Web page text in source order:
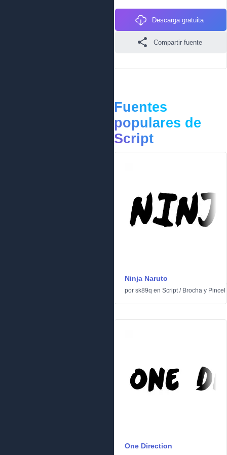
Descarga gratuita
Compartir fuente
Fuentes
populares de
Script
Ninja Naruto
por sk89q en Script/ Brocha y Pincel
One Direction